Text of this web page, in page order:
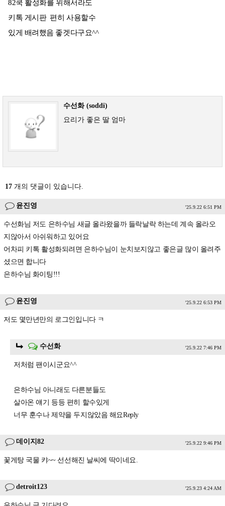
82쿡 활성화를 위해서라도
키톡 게시판 편히 사용할수
있게 배려했음 좋겟다구요^^
수선화 (soddi)
요리가 좋은 딸 엄마
17 개의 댓글이 있습니다.
윤진영 '25.9.22 6:51 PM
수선화님 저도 은하수님 새글 올라왔을까 들락날락 하는데 계속 올라오
지않아서 아쉬워하고 있어요
어차피 키톡 활성화되려면 은하수님이 눈치보지않고 좋은글 많이 올려주
셨으면 합니다
은하수님 화이팅!!!
윤진영 '25.9.22 6:53 PM
저도 몇만년만의 로그인입니다 ㅋ
수선화 '25.9.22 7:46 PM
저처럼 팬이시군요^^
은하수님 아니래도 다른분들도
살아온 얘기 등등 편히 할수있게
너무 훈수나 제약을 두지않았음 해요Reply
데이지82 '25.9.22 9:46 PM
꽃게탕 국물 캬~~ 선선해진 날씨에 딱이네요.
detroit123 '25.9.23 4:24 AM